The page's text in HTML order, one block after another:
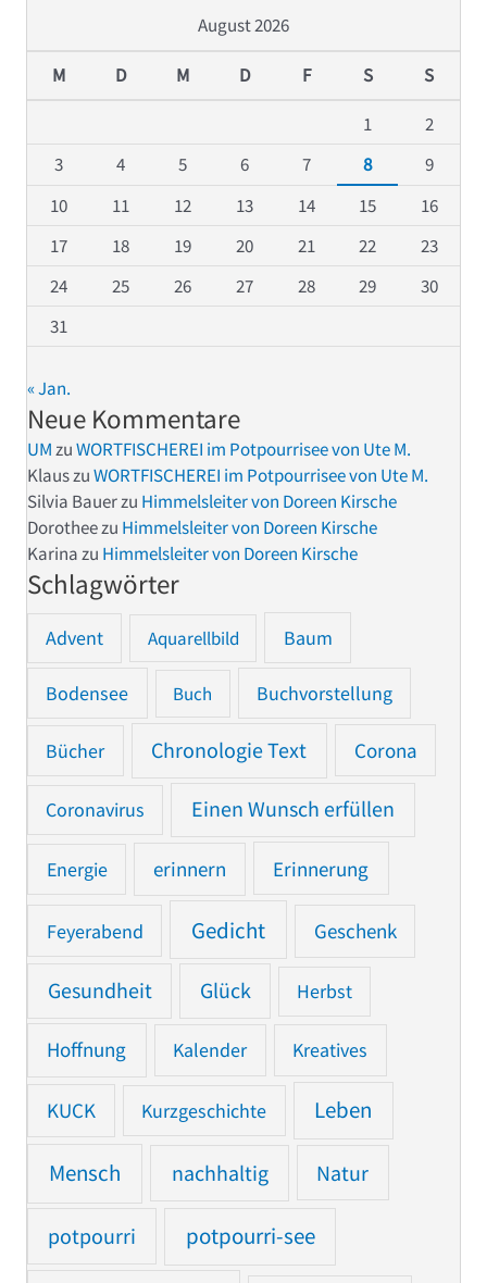
August 2026
M D M D F S S
1
2
3
4 5 6 7 8
9
10
11 12 13 14 15
16
17
18 19 20 21 22
23
24
25 26 27 28 29
30
31
« Jan.
Neue Kommentare
UMzuWORTFISCHEREI im Potpourrisee von Ute M.
KlauszuWORTFISCHEREI im Potpourrisee von Ute M.
Silvia Bauerzu Himmelsleiter von Doreen Kirsche
Dorotheezu Himmelsleiter von Doreen Kirsche
Karinazu Himmelsleiter von Doreen Kirsche
Schlagwörter
Advent Aquarellbild Baum
Bodensee Buch Buchvorstellung
Bücher Chronologie Text Corona
Coronavirus Einen Wunsch erfüllen
Energie erinnern Erinnerung
Feyerabend Gedicht Geschenk
Gesundheit Glück Herbst
Hoffnung Kalender Kreatives
KUCK Kurzgeschichte Leben
Mensch nachhaltig Natur
potpourri potpourri-see